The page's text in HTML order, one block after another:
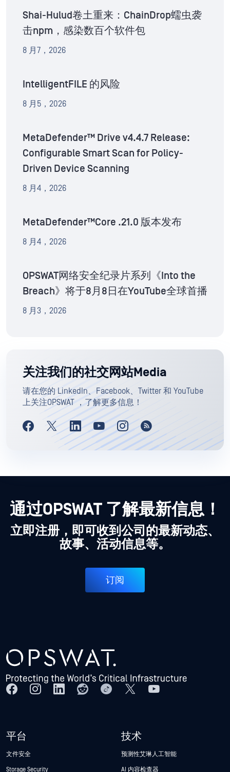
Shai-Hulud卷土重来：ChainDrop蠕虫袭
击npm，感染数百个软件包
8 月7，2026
IntelligentFILE 的风险
8 月5，2026
MetaDefender™ Drive v4.4.7 Release:
Configurable Smart Scan for Policy-
Driven Device Scanning
8 月4，2026
MetaDefender™Core .21.0 版本发布
8 月4，2026
OPSWAT网络安全纪录片系列《Into the
Breach》将于8月8日在YouTube全球首播
8 月3，2026
关注我们的社交网站Media
请在您的 LinkedIn、Facebook、Twitter 和 YouTube
上关注OPSWAT ，了解更多信息！
通过OPSWAT 了解最新信息！
立即注册，即可收到公司的最新动态、
故事、活动信息等。
订阅
平台
文件安全
Storage Security
技术
预测性艾琳人工智能
AI 内容检查器